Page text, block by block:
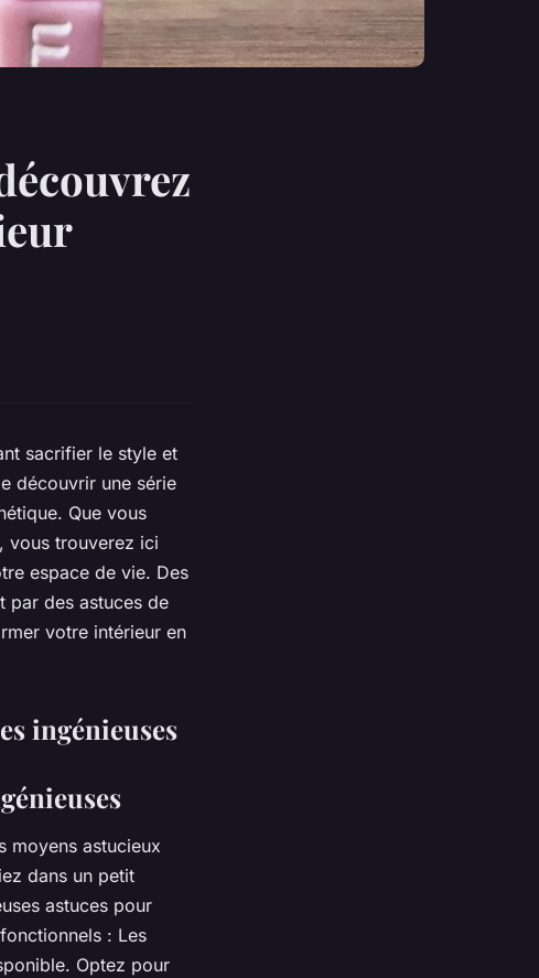
sacrifier le style et
découvrir une série
Que vous
vous trouverez ici
espace de vie. Des
par des astuces de
votre intérieur en
ingénieuses
moyens astucieux
dans un petit
astuces pour
: Les
Optez pour